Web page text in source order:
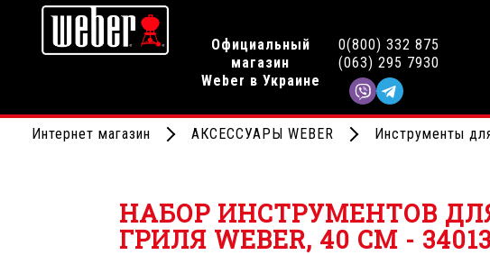
Официальный
магазин
Weber в Украине
0(800) 332 875
(063) 295 7930
Интернет магазин АКСЕССУАРЫ WEBER Инструменты
НАБОР ИНСТРУМЕНТОВ
ГРИЛЯ WEBER, 40 СМ -